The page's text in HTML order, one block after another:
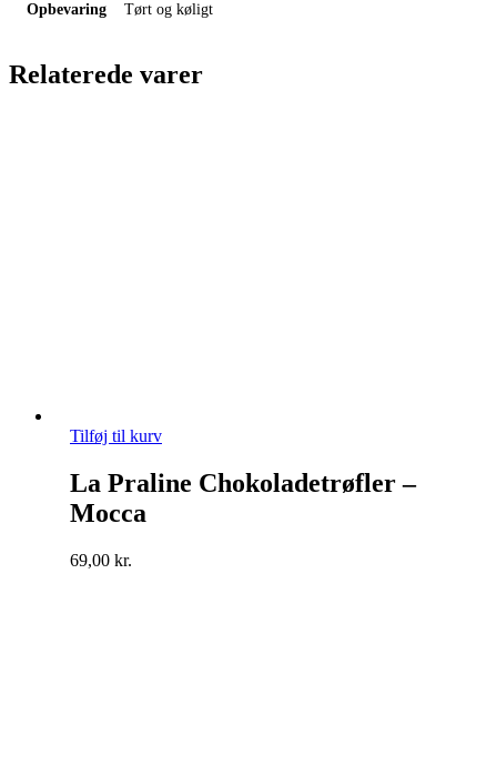
Opbevaring Tørt og køligt
Relaterede varer
Tilføj til kurv
La Praline Chokoladetrøfler –
Mocca
69,00 kr.